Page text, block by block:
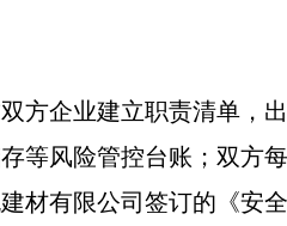
方企业建立职责清单，
等风险管控台账；双方
材有限公司签订的《安